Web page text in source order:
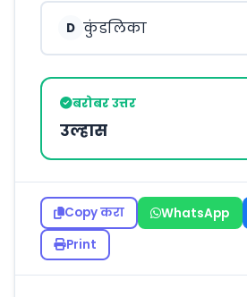
D कुंडलिका
बरोबर उत्तर
उल्हास
Copy करा WhatsApp
Print